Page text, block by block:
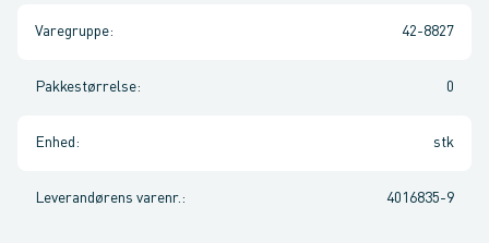
Varegruppe: 42-8827
Pakkestørrelse: 0
Enhed : stk
Leverandørens varenr. : 4016835-9